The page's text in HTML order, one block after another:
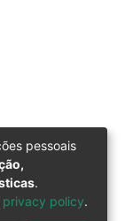
pessoais
.
privacy policy.